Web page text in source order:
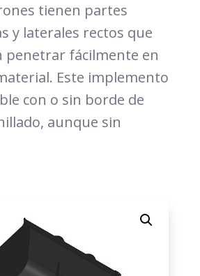
tienen partes
y laterales rectos que
penetrar fácilmente en
Este implemento
con o sin borde de
aunque sin